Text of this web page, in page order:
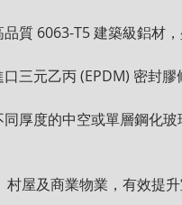
質 6063-T5 建築級鋁材
三元乙丙 (EPDM) 密封膠
厚度的中空或單層鋼化玻
屋及商業物業，有效提升